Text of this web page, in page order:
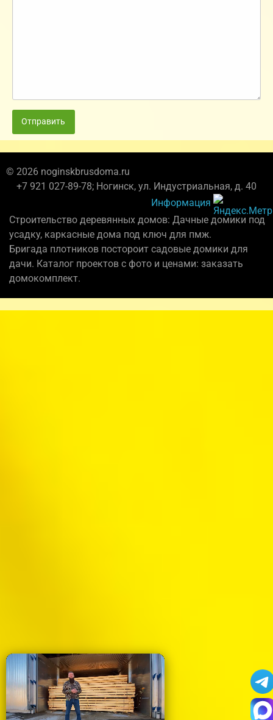
Отправить
© 2026 noginskbrusdoma.ru
+7 921 027-89-78; Ногинск, ул. Индустриальная, д. 40
Информация
Строительство деревянных домов: Дачные домики под
усадку, каркасные дома под ключ для пмж.
Бригада плотников постороит садовые домики для
дачи. Каталог проектов с фото и ценами: заказать
домокомплект.